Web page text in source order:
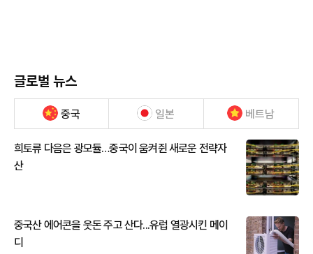
글로벌 뉴스
중국 일본 베트남
희토류 다음은 광모듈…중국이 움켜쥔 새로운 전략자
산
중국산 에어콘을 웃돈 주고 산다...유럽 열광시킨 메이
디